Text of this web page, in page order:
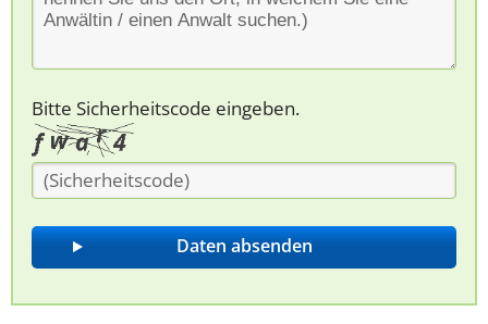
Bitte Sicherheitscode eingeben.